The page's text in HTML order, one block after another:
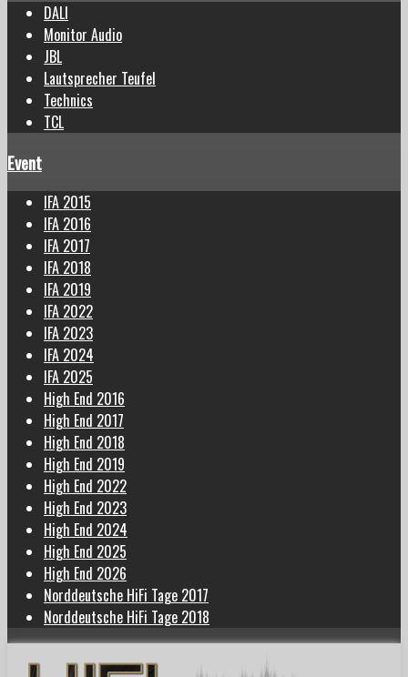
DALI
Monitor Audio
JBL
Lautsprecher Teufel
Technics
TCL
Event
IFA 2015
IFA 2016
IFA 2017
IFA 2018
IFA 2019
IFA 2022
IFA 2023
IFA 2024
IFA 2025
High End 2016
High End 2017
High End 2018
High End 2019
High End 2022
High End 2023
High End 2024
High End 2025
High End 2026
Norddeutsche HiFi Tage 2017
Norddeutsche HiFi Tage 2018